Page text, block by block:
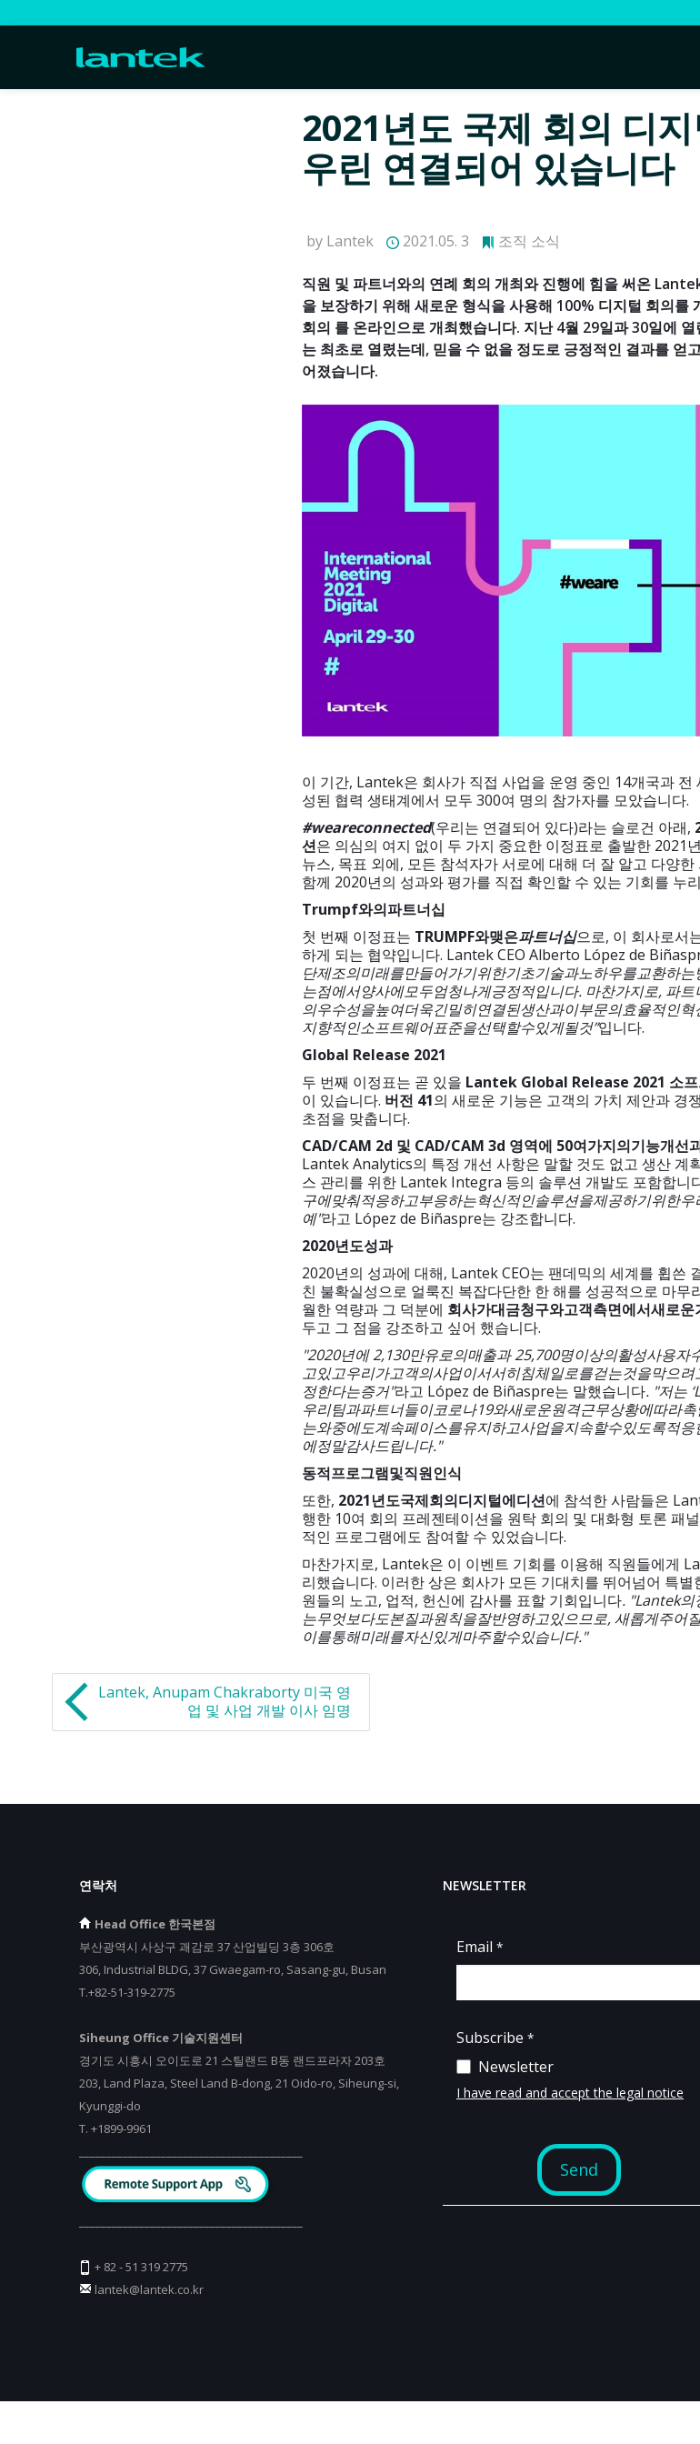
2021년도 국제 회의 디
우린 연결되어 있습니다
by Lantek 2021.05. 3 조직 소식
직원 및 파트너와의 연례 회의 개최와 진행에 힘을 써온
을 보장하기 위해 새로운 형식을 사용해 100% 디지털 회의를
회의 를 온라인으로 개최했습니다. 지난 4월 29일과 30일에
는 최초로 열렸는데, 믿을 수 없을 정도로 긍정적인 결과를 얻
어졌습니다.
이 기간, Lantek은 회사가 직접 사업을 운영 중인 14개국과 전
성된 협력 생태계에서 모두 300여 명의 참가자를 모았습니다.
#weareconnected(우리는 연결되어 있다)라는 슬로건 아래,
션은 의심의 여지 없이 두 가지 중요한 이정표로 출발한 2021
뉴스, 목표 외에, 모든 참석자가 서로에 대해 더 잘 알고 다양
함께 2020년의 성과와 평가를 직접 확인할 수 있는 기회를 누
Trumpf와의파트너십
첫 번째 이정표는 TRUMPF와맺은파트너십으로, 이 회사로서
하게 되는 협약입니다. Lantek CEO Alberto López de
단제조의미래를만들어가기위한기초기술과노하우를교환하는
는점에서양사에모두엄청나게긍정적입니다. 마찬가지로, 파트
의우수성을높여더욱긴밀히연결된생산과이부문의효율적인혁
지향적인소프트웨어표준을선택할수있게될것”입니다.
Global Release 2021
두 번째 이정표는 곧 있을 Lantek Global Release 2021 소
이 있습니다. 버전 41의 새로운 기능은 고객의 가치 제안과 경
초점을 맞춥니다.
CAD/CAM 2d 및 CAD/CAM 3d 영역에 50여가지의기능개선
Lantek Analytics의 특정 개선 사항은 말할 것도 없고 생산 계
스 관리를 위한 Lantek Integra 등의 솔루션 개발도 포함합니
구에맞춰적응하고부응하는혁신적인솔루션을제공하기위한우
예"라고 López de Biñaspre는 강조합니다.
2020년도성과
2020년의 성과에 대해, Lantek CEO는 팬데믹의 세계를 휩쓴
친 불확실성으로 얼룩진 복잡다단한 한 해를 성공적으로 마무
월한 역량과 그 덕분에 회사가대금청구와고객측면에서새로운
두고 그 점을 강조하고 싶어 했습니다.
"2020년에2,130만유로의매출과25,700명이상의활성사용자
고있고우리가고객의사업이서서히침체일로를걷는것을막으려
정한다는증거"라고 López de Biñaspre는 말했습니다. "저는
우리팀과파트너들이코로나19와새로운원격근무상황에따라촉
는와중에도계속페이스를유지하고사업을지속할수있도록적응
에정말감사드립니다."
동적프로그램및직원인식
또한, 2021년도국제회의디지털에디션에 참석한 사람들은
행한 10여 회의 프레젠테이션을 원탁 회의 및 대화형 토론 패
적인 프로그램에도 참여할 수 있었습니다.
마찬가지로, Lantek은 이 이벤트 기회를 이용해 직원들에게
리했습니다. 이러한 상은 회사가 모든 기대치를 뛰어넘어 특
원들의 노고, 업적, 헌신에 감사를 표할 기회입니다. "Lantek의
는무엇보다도본질과원칙을잘반영하고있으므로,새롭게주어
이를통해미래를자신있게마주할수있습니다."
Lantek, Anupam Chakraborty 미국 영
업 및 사업 개발 이사 임명
연락처
Head Office 한국본점
부산광역시 사상구 괘감로 37 산업빌딩 3층 306호
306, Industrial BLDG, 37 Gwaegam-ro, Sasang-gu, Busan
T.+82-51-319-2775
Siheung Office 기술지원센터
경기도 시흥시 오이도로 21 스틸랜드 B동 랜드프라자 203호
203, Land Plaza, Steel Land B-dong, 21 Oido-ro, Siheung-si,
Kyunggi-do
T. +1899-9961
+ 82 - 51 319 2775
lantek@lantek.co.kr
NEWSLETTER